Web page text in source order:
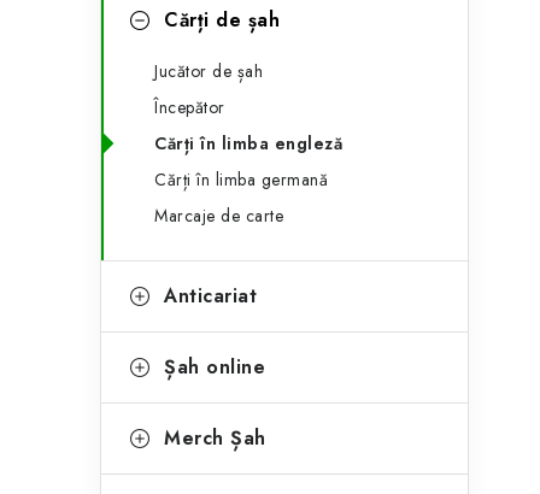
ă
Cărți de șah
Jucător de șah
Începător
Cărți în limba engleză
Cărți în limba germană
Marcaje de carte
Anticariat
Șah online
Merch Șah